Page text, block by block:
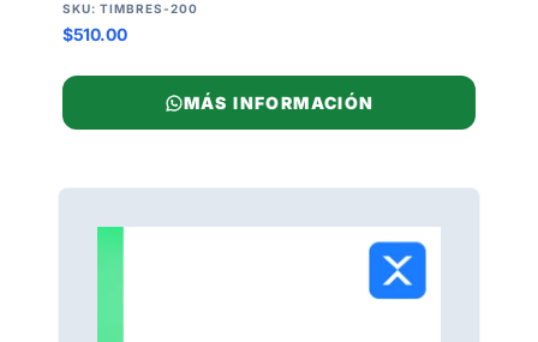
SKU: TIMBRES-200
$510.00
MÁS INFORMACIÓN